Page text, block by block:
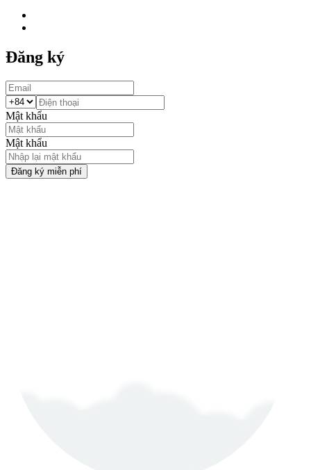
Đăng ký
Mật khẩu
Mật khẩu
Đăng ký miễn phí